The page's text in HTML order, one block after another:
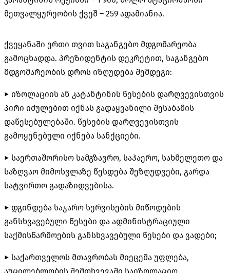
მეთვალყურეობის ქვეშ – 259 ადამიანია.
ქვეყანაში ერთი თვით საგანგებო მდგომარეობა
გამოცხადდა. პრეზიდენტის დეკრეტით, საგანგებო
მდგომარეობის დროს იზღუდება შემდეგი:
► იზოლაციის ან კატანტინის წესების დარღვევისთვის
პირი იძულებით იქნას გადაყვანილი შესაბამის
დაწესებულებაში. წესების დარღვევისთვის
გამოყენებული იქნება სანქციები.
► საერთაშორისო სამგზავრო, საჰაერო, სახმელეთო და
საზღვაო მიმოსვლაზე წესდება შეზღუდვები, გარდა
სატვირთო გადაზიდვებისა.
► დგინდება საჯარო სერვისების მიწოდების
განსხვავებული წესები და ადმინისტრაციული
საქმისწარმოების განსხვავებული წესები და ვადები;
► საქართველოს მთავრობას მიეცემა უფლება,
აუცილებლობის შემთხვევაში საიზოლაციო,